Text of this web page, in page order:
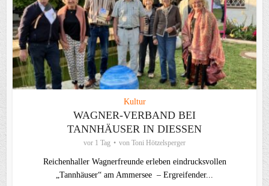
Kultur
WAGNER-VERBAND BEI
TANNHÄUSER IN DIESSEN
vor 1 Tag von Toni Hötzelsperger
Reichenhaller Wagnerfreunde erleben eindrucksvollen
„Tannhäuser“ am Ammersee – Ergreifender...